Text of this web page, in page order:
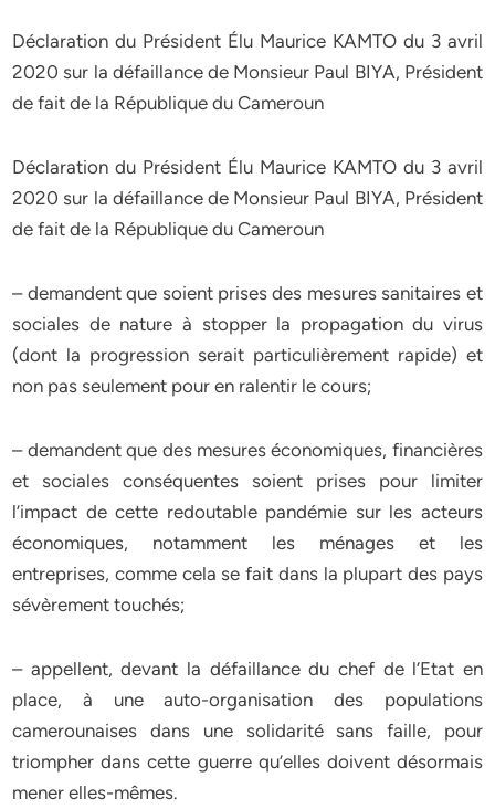
Déclaration du Président Élu Maurice KAMTO du 3 avril
2020 sur la défaillance de Monsieur Paul BIYA, Président
de fait de la République du Cameroun
Déclaration du Président Élu Maurice KAMTO du 3 avril
2020 sur la défaillance de Monsieur Paul BIYA, Président
de fait de la République du Cameroun
– demandent que soient prises des mesures sanitaires et
sociales de nature à stopper la propagation du virus
(dont la progression serait particulièrement rapide) et
non pas seulement pour en ralentir le cours;
– demandent que des mesures économiques, financières
et sociales conséquentes soient prises pour limiter
l’impact de cette redoutable pandémie sur les acteurs
économiques, notamment les ménages et les
entreprises, comme cela se fait dans la plupart des pays
sévèrement touchés;
– appellent, devant la défaillance du chef de l’Etat en
place, à une auto-organisation des populations
camerounaises dans une solidarité sans faille, pour
triompher dans cette guerre qu’elles doivent désormais
mener elles-mêmes.